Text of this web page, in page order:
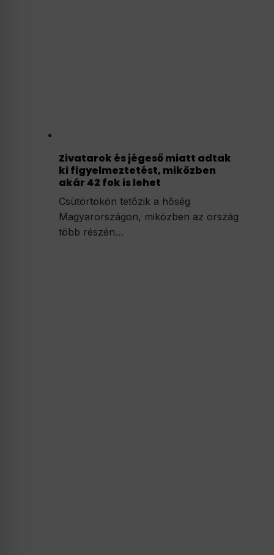
Zivatarok és jégeső miatt adtak
ki figyelmeztetést, miközben
akár 42 fok is lehet
Csütörtökön tetőzik a hőség
Magyarországon, miközben az ország
több részén…